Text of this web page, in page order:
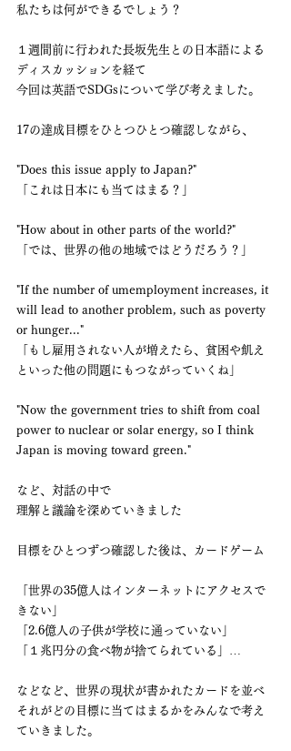
私たちは何ができるでしょう？
１週間前に行われた長坂先生との日本語による
ディスカッションを経て
今回は英語でSDGsについて学び考えました。
17の達成目標をひとつひとつ確認しながら、
"Does this issue apply to Japan?"
「これは日本にも当てはまる？」
"How about in other parts of the world?"
「では、世界の他の地域ではどうだろう？」
"If the number of umemployment increases, it
will lead to another problem, such as poverty
or hunger..."
「もし雇用されない人が増えたら、貧困や飢え
といった他の問題にもつながっていくね」
"Now the government tries to shift from coal
power to nuclear or solar energy, so I think
Japan is moving toward green."
など、対話の中で
理解と議論を深めていきました
目標をひとつずつ確認した後は、カードゲーム
「世界の35億人はインターネットにアクセスで
きない」
「2.6億人の子供が学校に通っていない」
「１兆円分の食べ物が捨てられている」…
などなど、世界の現状が書かれたカードを並べ
それがどの目標に当てはまるかをみんなで考え
ていきました。